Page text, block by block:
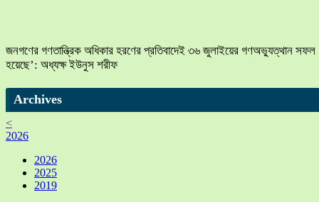
জনগণের গণতান্ত্রিক অধিকার হরণের প্রতিবাদেই ৩৬ জুলাইয়ের গণঅভ্যুত্থান সফল
হয়েছে’: অধ্যক্ষ ইউনুস শরীফ
Archives
<
2026
2026
2025
2019